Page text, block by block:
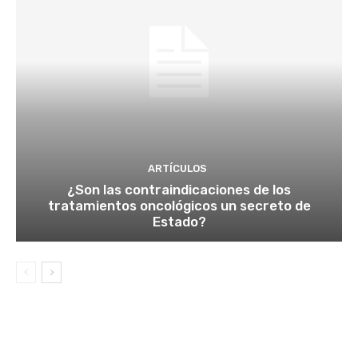
ARTÍCULOS
¿Son las contraindicaciones de los
tratamientos oncológicos un secreto de
Estado?